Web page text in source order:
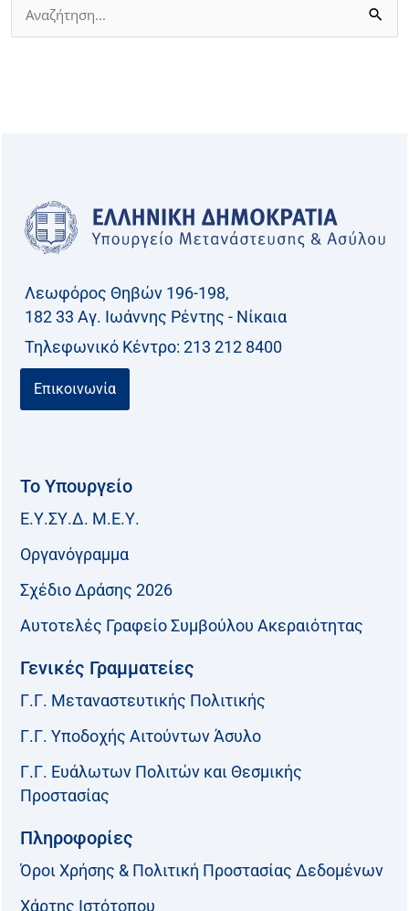
Αναζήτηση
για:
Λεωφόρος Θηβών 196-198,
182 33 Aγ. Ιωάννης Ρέντης - Νίκαια
Τηλεφωνικό Kέντρο: 213 212 8400
Επικοινωνία
Το Υπουργείο
Ε.Υ.ΣΥ.Δ. Μ.Ε.Υ.
Οργανόγραμμα
Σχέδιο Δράσης 2026
Αυτοτελές Γραφείο Συμβούλου Ακεραιότητας
Γενικές Γραμματείες
Γ.Γ. Μεταναστευτικής Πολιτικής
Γ.Γ. Υποδοχής Αιτούντων Άσυλο
Γ.Γ. Ευάλωτων Πολιτών και Θεσμικής
Προστασίας
Πληροφορίες
Όροι Χρήσης & Πολιτική Προστασίας Δεδομένων
Χάρτης Ιστότοπου